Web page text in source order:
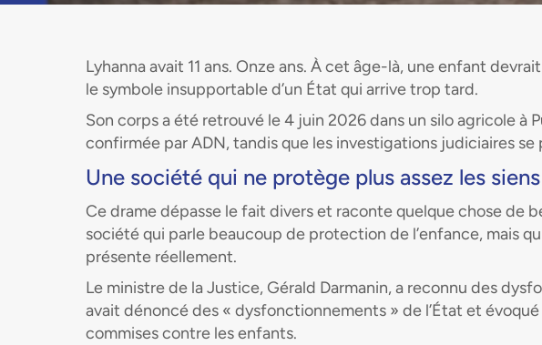
Lyhanna avait 11 ans. Onze ans. À cet âge-là, une enfant
le symbole insupportable d’un État qui arrive trop tard.
Son corps a été retrouvé le 4 juin 2026 dans un silo agricole à
confirmée par ADN, tandis que les investigations judiciaires
Une société qui ne protège plus assez les siens
Ce drame dépasse le fait divers et raconte quelque chose de
société qui parle beaucoup de protection de l’enfance, mais
présente réellement.
Le ministre de la Justice, Gérald Darmanin, a reconnu des
avait dénoncé des « dysfonctionnements » de l’État et
commises contre les enfants.